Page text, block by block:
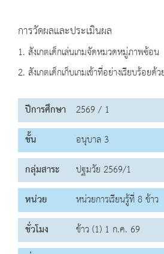
การวัดผลและประเมินผล
1. สังเกตเด็กเล่นเกมจัดหมวดหมู่ภาพซ้อน
2. สังเกตเด็กเก็บเกมเข้าที่อย่างเรียบร้อยด้
ปีการศึกษา 2569 / 1
ชั้น
อนุบาล 3
กลุ่มสาระ
ปฐมวัย 2569/1
หน่วย
หน่วยการเรียนรู้ที่ 8 ข้าว
ชั่วโมง
ข้าว (1) 1 ก.ค. 69